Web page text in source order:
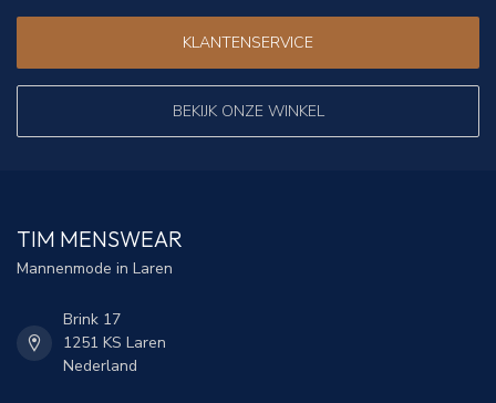
KLANTENSERVICE
BEKIJK ONZE WINKEL
TIM MENSWEAR
Mannenmode in Laren
Brink 17
1251 KS Laren
Nederland